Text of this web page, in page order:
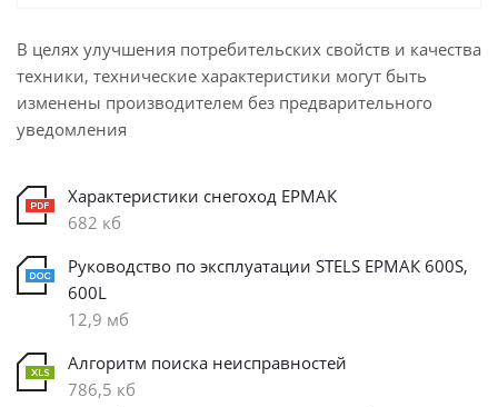
В целях улучшения потребительских свойств и качества
техники, технические характеристики могут быть
изменены производителем без предварительного
уведомления
Характеристики снегоход ЕРМАК
682 кб
Руководство по эксплуатации STELS ЕРМАК 600S,
600L
12,9 мб
Алгоритм поиска неисправностей
786,5 кб